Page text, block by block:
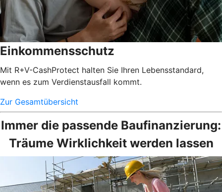
Einkommensschutz
Mit R+V-CashProtect halten Sie Ihren Lebensstandard,
wenn es zum Verdienstausfall kommt.
Zur Gesamtübersicht
Immer die passende Baufinanzierung:
Träume Wirklichkeit werden lassen